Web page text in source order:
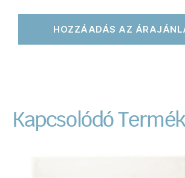
HOZZÁADÁS AZ
Kapcsolódó